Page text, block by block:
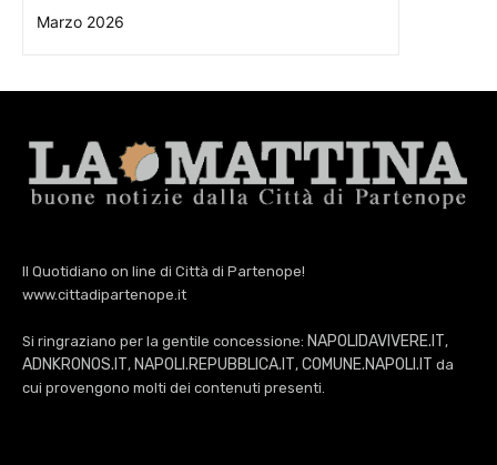
Marzo 2026
Il Quotidiano on line di Città di Partenope!
www.cittadipartenope.it
Si ringraziano per la gentile concessione: NAPOLIDAVIVERE.IT,
ADNKRONOS.IT, NAPOLI.REPUBBLICA.IT, COMUNE.NAPOLI.IT da
cui provengono molti dei contenuti presenti.